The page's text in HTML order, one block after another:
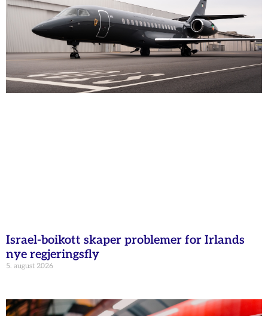
Israel-boikott skaper problemer for Irlands
nye regjeringsfly
5. august 2026